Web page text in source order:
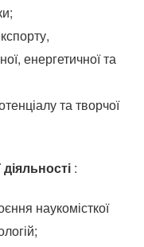
енергетичної та
та творчої
:
наукомісткої